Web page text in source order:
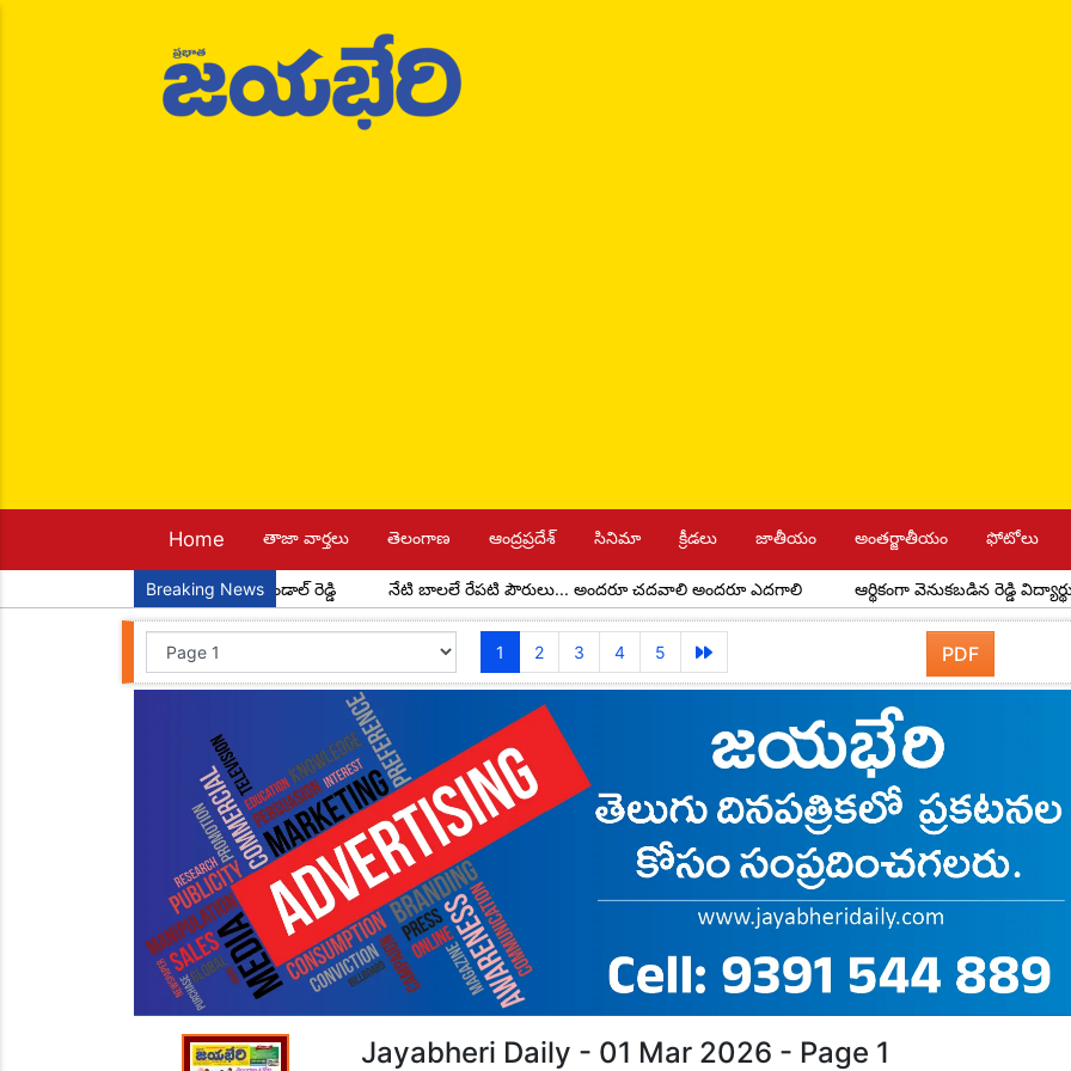
Home తాజా వార్తలు తెలంగాణ ఆంద్రప్రదేశ్ సినిమా క్రీడలు జాతీయం అంతర్జాతీయం ఫోటోలు
Breaking News
మండల అధ్యక్షులుగా చాడ కొండాల్ రెడ్డి నేటి బాలలే రేపటి పౌరులు... అందరూ చదవాలి అందరూ ఎదగాలి ఆర్థికంగా వెనుకబడిన రెడ్డి విద్యార్థులకు
1 2 3 4 5 PDF
Jayabheri Daily - 01 Mar 2026 - Page 1